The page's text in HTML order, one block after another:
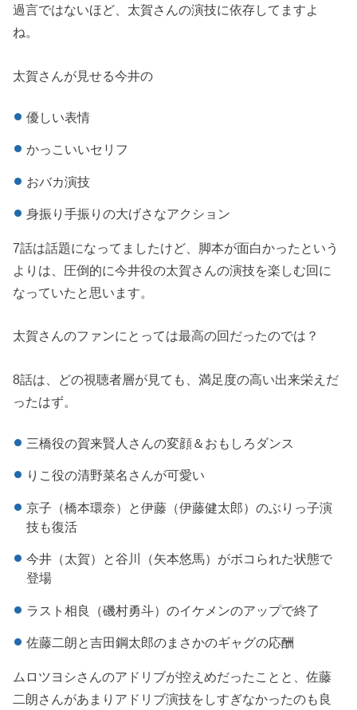
過言ではないほど、太賀さんの演技に依存してますよ
ね。
太賀さんが見せる今井の
優しい表情
かっこいいセリフ
おバカ演技
身振り手振りの大げさなアクション
7話は話題になってましたけど、脚本が面白かったという
よりは、圧倒的に今井役の太賀さんの演技を楽しむ回に
なっていたと思います。
太賀さんのファンにとっては最高の回だったのでは？
8話は、どの視聴者層が見ても、満足度の高い出来栄えだ
ったはず。
三橋役の賀来賢人さんの変顔＆おもしろダンス
りこ役の清野菜名さんが可愛い
京子（橋本環奈）と伊藤（伊藤健太郎）のぶりっ子演
技も復活
今井（太賀）と谷川（矢本悠馬）がボコられた状態で
登場
ラスト相良（磯村勇斗）のイケメンのアップで終了
佐藤二朗と吉田鋼太郎のまさかのギャグの応酬
ムロツヨシさんのアドリブが控えめだったことと、佐藤
二朗さんがあまりアドリブ演技をしすぎなかったのも良